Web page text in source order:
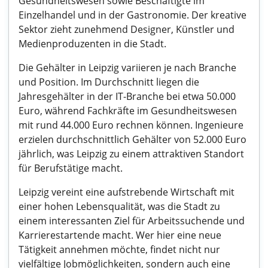
Einzelhandel und in der Gastronomie. Der kreative
Sektor zieht zunehmend Designer, Künstler und
Medienproduzenten in die Stadt.
Die Gehälter in Leipzig variieren je nach Branche
und Position. Im Durchschnitt liegen die
Jahresgehälter in der IT-Branche bei etwa 50.000
Euro, während Fachkräfte im Gesundheitswesen
mit rund 44.000 Euro rechnen können. Ingenieure
erzielen durchschnittlich Gehälter von 52.000 Euro
jährlich, was Leipzig zu einem attraktiven Standort
für Berufstätige macht.
Leipzig vereint eine aufstrebende Wirtschaft mit
einer hohen Lebensqualität, was die Stadt zu
einem interessanten Ziel für Arbeitssuchende und
Karrierestartende macht. Wer hier eine neue
Tätigkeit annehmen möchte, findet nicht nur
vielfältige Jobmöglichkeiten, sondern auch eine